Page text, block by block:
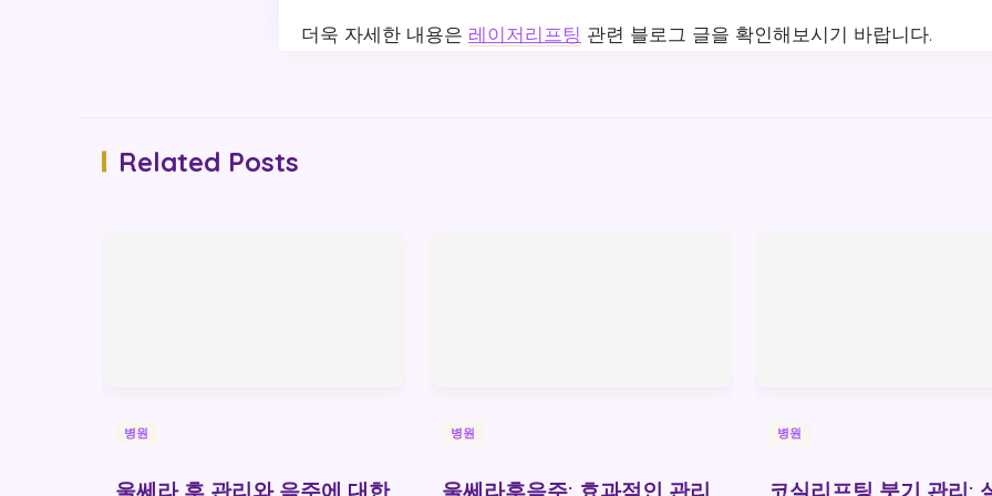
더욱 자세한 내용은 레이저리프팅 관련 블로그 글을 확인해보시기 바랍니다.
Related Posts
병원
울쎄라 후 관리와 음주에 대한
병원
울쎄라후음주: 효과적인 관리
병원
코실리프팅 붓기 관리: